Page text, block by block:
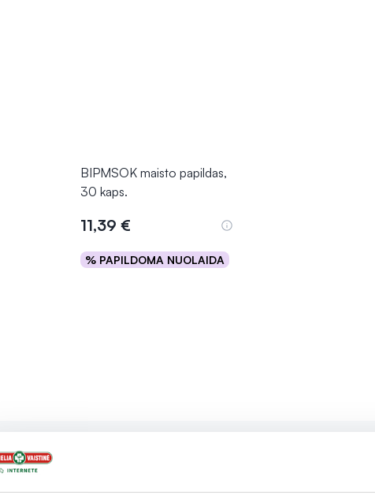
BIPMSOK maisto papildas,
30 kaps.
11,39 €
% PAPILDOMA NUOLAIDA
Į krepšelį
moterims, galintis padėti palaikyti normalią savijautą